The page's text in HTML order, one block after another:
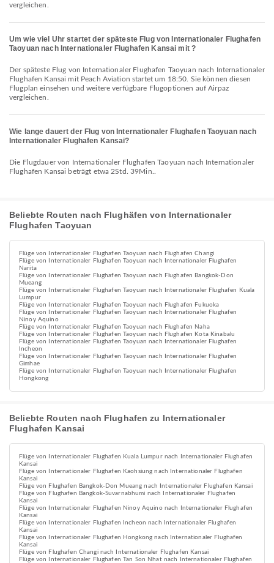
vergleichen.
Um wie viel Uhr startet der späteste Flug von Internationaler Flughafen
Taoyuan nach Internationaler Flughafen Kansai mit ?
Der späteste Flug von Internationaler Flughafen Taoyuan nach Internationaler
Flughafen Kansai mit Peach Aviation startet um 18:50. Sie können diesen
Flugplan einsehen und weitere verfügbare Flugoptionen auf Airpaz
vergleichen.
Wie lange dauert der Flug von Internationaler Flughafen Taoyuan nach
Internationaler Flughafen Kansai?
Die Flugdauer von Internationaler Flughafen Taoyuan nach Internationaler
Flughafen Kansai beträgt etwa 2Std. 39Min..
Beliebte Routen nach Flughäfen von Internationaler
Flughafen Taoyuan
Flüge von Internationaler Flughafen Taoyuan nach Flughafen Changi
Flüge von Internationaler Flughafen Taoyuan nach Internationaler Flughafen
Narita
Flüge von Internationaler Flughafen Taoyuan nach Flughafen Bangkok-Don
Mueang
Flüge von Internationaler Flughafen Taoyuan nach Internationaler Flughafen Kuala
Lumpur
Flüge von Internationaler Flughafen Taoyuan nach Flughafen Fukuoka
Flüge von Internationaler Flughafen Taoyuan nach Internationaler Flughafen
Ninoy Aquino
Flüge von Internationaler Flughafen Taoyuan nach Flughafen Naha
Flüge von Internationaler Flughafen Taoyuan nach Flughafen Kota Kinabalu
Flüge von Internationaler Flughafen Taoyuan nach Internationaler Flughafen
Incheon
Flüge von Internationaler Flughafen Taoyuan nach Internationaler Flughafen
Gimhae
Flüge von Internationaler Flughafen Taoyuan nach Internationaler Flughafen
Hongkong
Beliebte Routen nach Flughafen zu Internationaler
Flughafen Kansai
Flüge von Internationaler Flughafen Kuala Lumpur nach Internationaler Flughafen
Kansai
Flüge von Internationaler Flughafen Kaohsiung nach Internationaler Flughafen
Kansai
Flüge von Flughafen Bangkok-Don Mueang nach Internationaler Flughafen Kansai
Flüge von Flughafen Bangkok-Suvarnabhumi nach Internationaler Flughafen
Kansai
Flüge von Internationaler Flughafen Ninoy Aquino nach Internationaler Flughafen
Kansai
Flüge von Internationaler Flughafen Incheon nach Internationaler Flughafen
Kansai
Flüge von Internationaler Flughafen Hongkong nach Internationaler Flughafen
Kansai
Flüge von Flughafen Changi nach Internationaler Flughafen Kansai
Flüge von Internationaler Flughafen Tan Son Nhat nach Internationaler Flughafen